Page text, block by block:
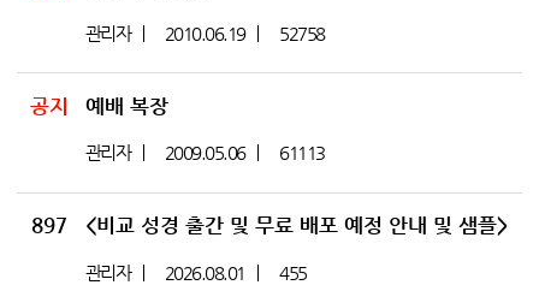
관리자 2010.06.19 52758
공지 예배 복장
관리자 2009.05.06 61113
897 <비교 성경 출간 및 무료 배포 예정 안내 및 샘플>
관리자 2026.08.01 455